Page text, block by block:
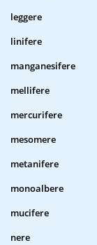
leggere
linifere
manganesifere
mellifere
mercurifere
mesomere
metanifere
monoalbere
mucifere
nere